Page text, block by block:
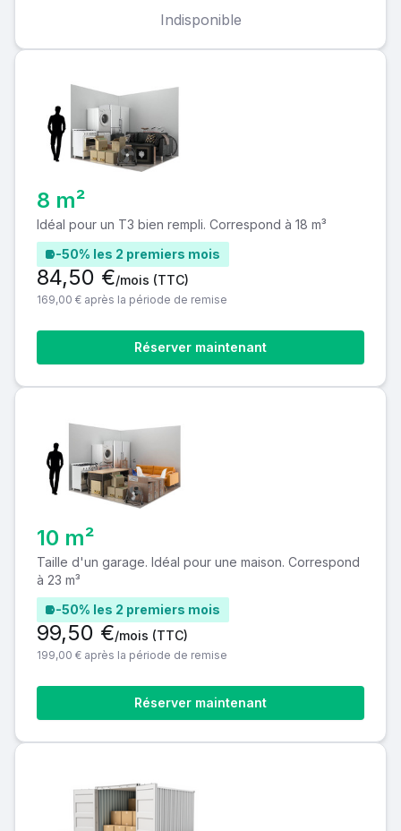
Indisponible
8 m²
Idéal pour un T3 bien rempli. Correspond à 18 m³
-50% les 2 premiers mois
Réserver maintenant
84,50 €/mois (TTC)
169,00 € après la période de remise
10 m²
Taille d'un garage. Idéal pour une maison. Correspond
à 23 m³
-50% les 2 premiers mois
Réserver maintenant
99,50 €/mois (TTC)
199,00 € après la période de remise